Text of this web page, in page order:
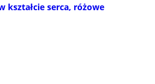
kształcie serca, różowe